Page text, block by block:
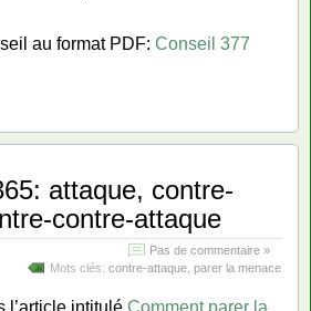
au format PDF: Conseil 377
attaque, contre-
contre-attaque
Pas de commentaire »
Mots clés: contre-attaque parer la menace
l’article intitulé Comment parer la